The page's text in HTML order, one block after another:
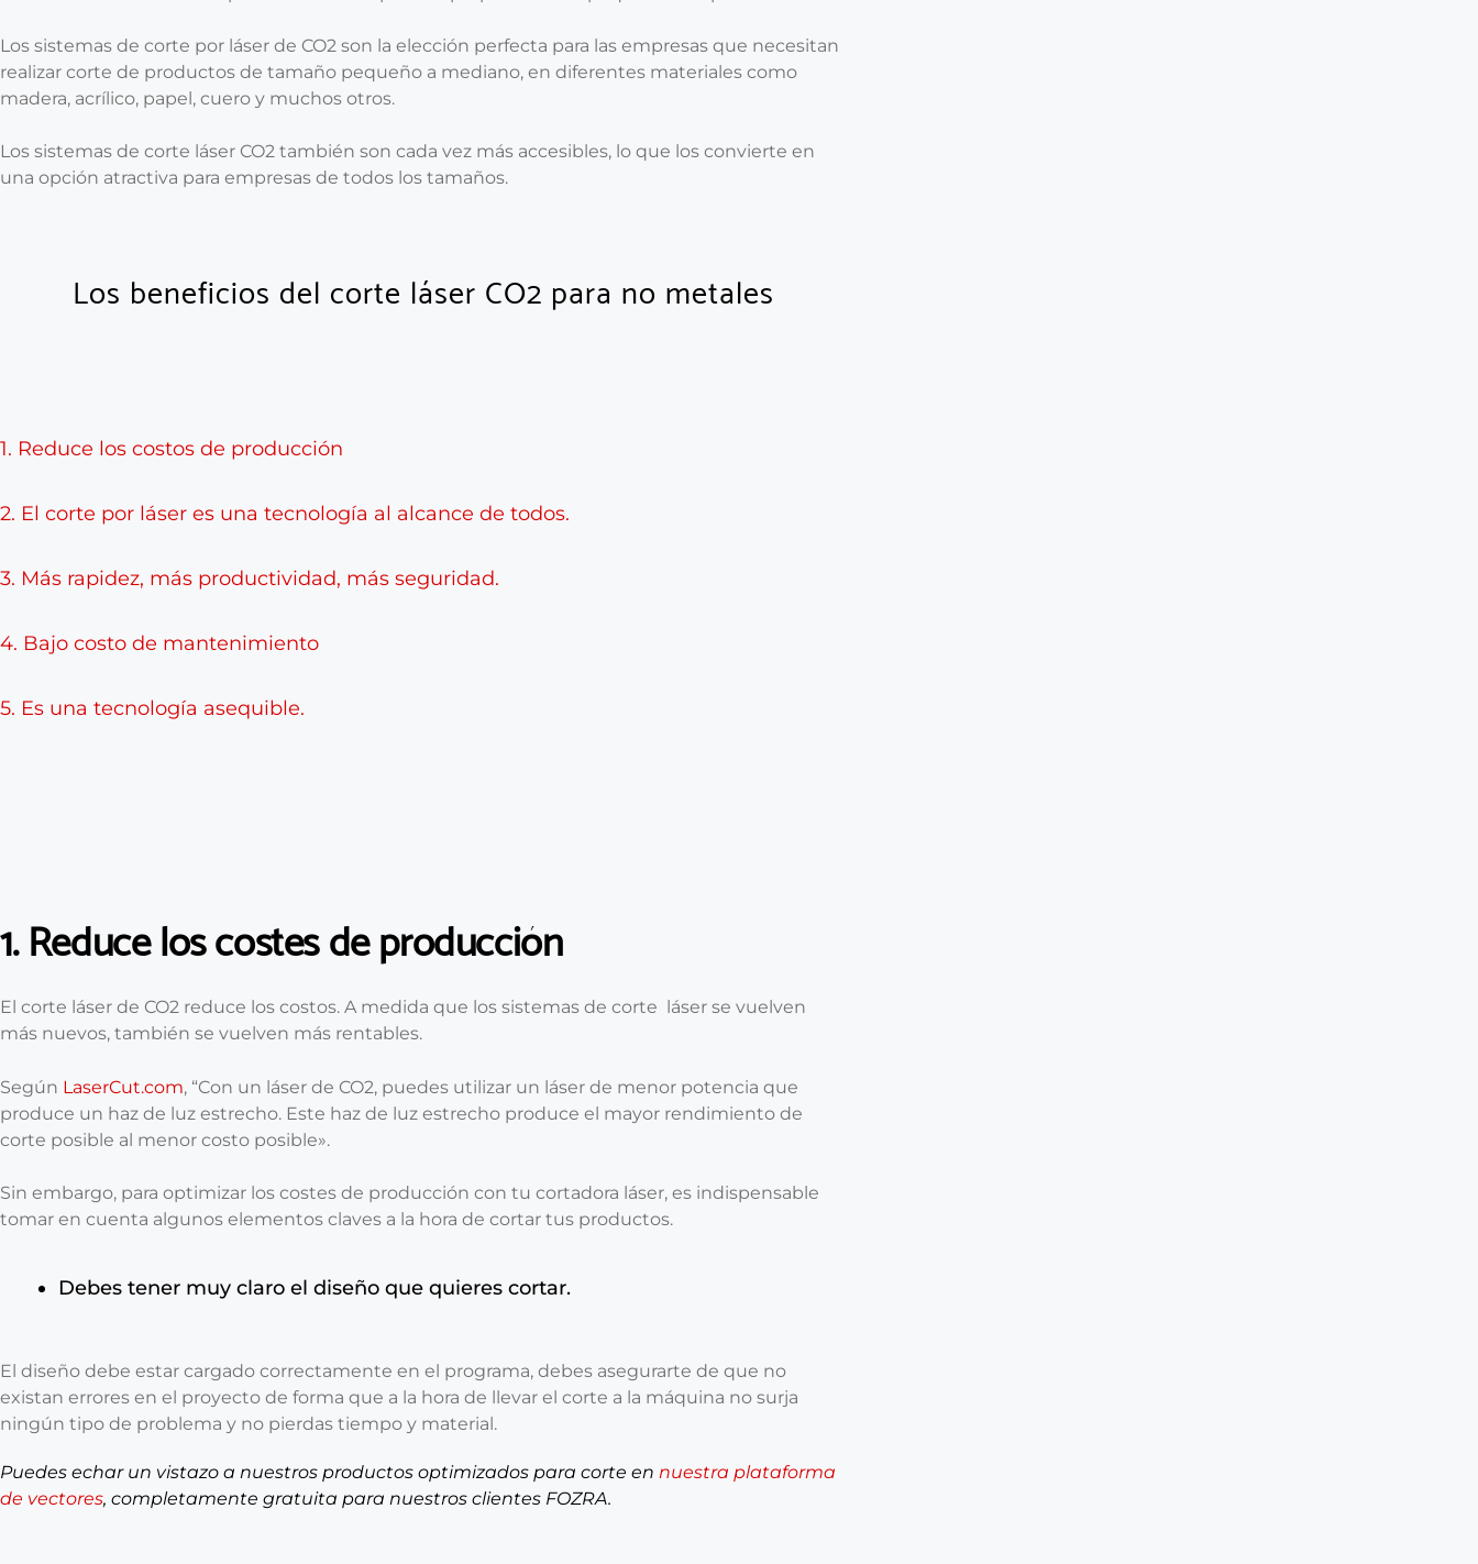
Los sistemas de corte por láser de CO2 son la elección perfecta para las empresas que necesitan
realizar corte de productos de tamaño pequeño a mediano, en diferentes materiales como
madera, acrílico, papel, cuero y muchos otros.
Los sistemas de corte láser CO2 también son cada vez más accesibles, lo que los convierte en
una opción atractiva para empresas de todos los tamaños.
Los beneficios del corte láser CO2 para no metales
1. Reduce los costos de producción
2. El corte por láser es una tecnología al alcance de todos.
3. Más rapidez, más productividad, más seguridad.
4. Bajo costo de mantenimiento
5. Es una tecnología asequible.
1. Reduce los costes de producción
El corte láser de CO2 reduce los costos. A medida que los sistemas de corte láser se vuelven
más nuevos, también se vuelven más rentables.
Según LaserCut.com, “Con un láser de CO2, puedes utilizar un láser de menor potencia que
produce un haz de luz estrecho. Este haz de luz estrecho produce el mayor rendimiento de
corte posible al menor costo posible».
Sin embargo, para optimizar los costes de producción con tu cortadora láser, es indispensable
tomar en cuenta algunos elementos claves a la hora de cortar tus productos.
Debes tener muy claro el diseño que quieres cortar.
El diseño debe estar cargado correctamente en el programa, debes asegurarte de que no
existan errores en el proyecto de forma que a la hora de llevar el corte a la máquina no surja
ningún tipo de problema y no pierdas tiempo y material.
Puedes echar un vistazo a nuestros productos optimizados para corte en nuestra plataforma
de vectores, completamente gratuita para nuestros clientes FOZRA.